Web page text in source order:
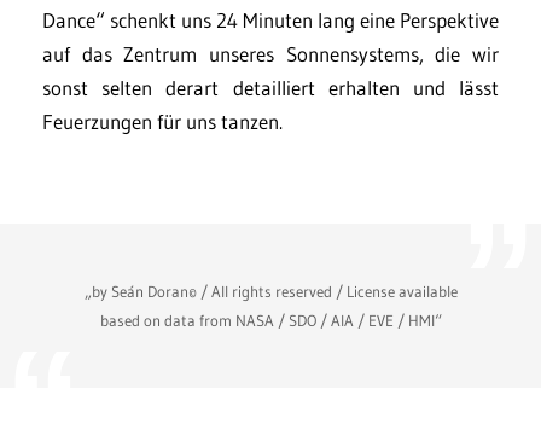
Dance“ schenkt uns 24 Minuten lang eine Perspektive
auf das Zentrum unseres Sonnensystems, die wir
sonst selten derart detailliert erhalten und lässt
Feuerzungen für uns tanzen.
„by Seán Doran© / All rights reserved / License available
based on data from NASA / SDO / AIA / EVE / HMI“